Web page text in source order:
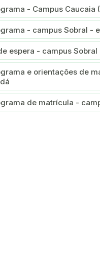
- Campus Caucaia
- campus Sobral -
espera - campus Sobral
e orientações de
de matrícula -